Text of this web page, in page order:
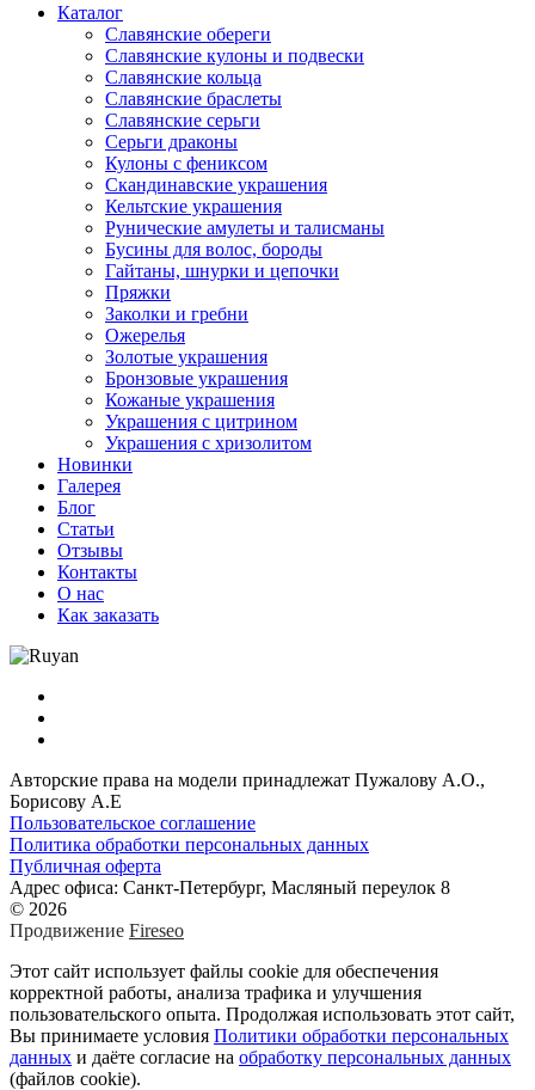
Каталог
Славянские обереги
Славянские кулоны и подвески
Славянские кольца
Славянские браслеты
Славянские серьги
Серьги драконы
Кулоны с фениксом
Скандинавские украшения
Кельтские украшения
Рунические амулеты и талисманы
Бусины для волос, бороды
Гайтаны, шнурки и цепочки
Пряжки
Заколки и гребни
Ожерелья
Золотые украшения
Бронзовые украшения
Кожаные украшения
Украшения с цитрином
Украшения с хризолитом
Новинки
Галерея
Блог
Статьи
Отзывы
Контакты
О нас
Как заказать
Авторские права на модели принадлежат Пужалову А.О.,
Борисову А.Е
Пользовательское соглашение
Политика обработки персональных данных
Публичная оферта
Адрес офиса: Санкт-Петербург, Масляный переулок 8
© 2026
Продвижение Fireseo
Этот сайт использует файлы cookie для обеспечения
корректной работы, анализа трафика и улучшения
пользовательского опыта. Продолжая использовать этот сайт,
Вы принимаете условия Политики обработки персональных
данных и даёте согласие на обработку персональных данных
(файлов cookie).